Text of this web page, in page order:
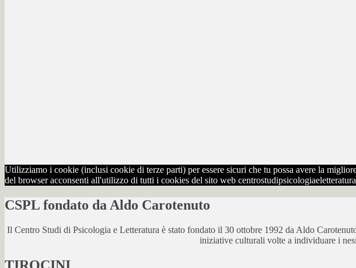
Utilizziamo i cookie (inclusi cookie di terze parti) per essere sicuri che tu possa avere la
del browser acconsenti all'utilizzo di tutti i cookies del sito web
CSPL fondato da Aldo Carotenuto
Il Centro Studi di Psicologia e Letteratura è stato fondato il 30 ottobre 1992 da Aldo
iniziative culturali volte a individuare i